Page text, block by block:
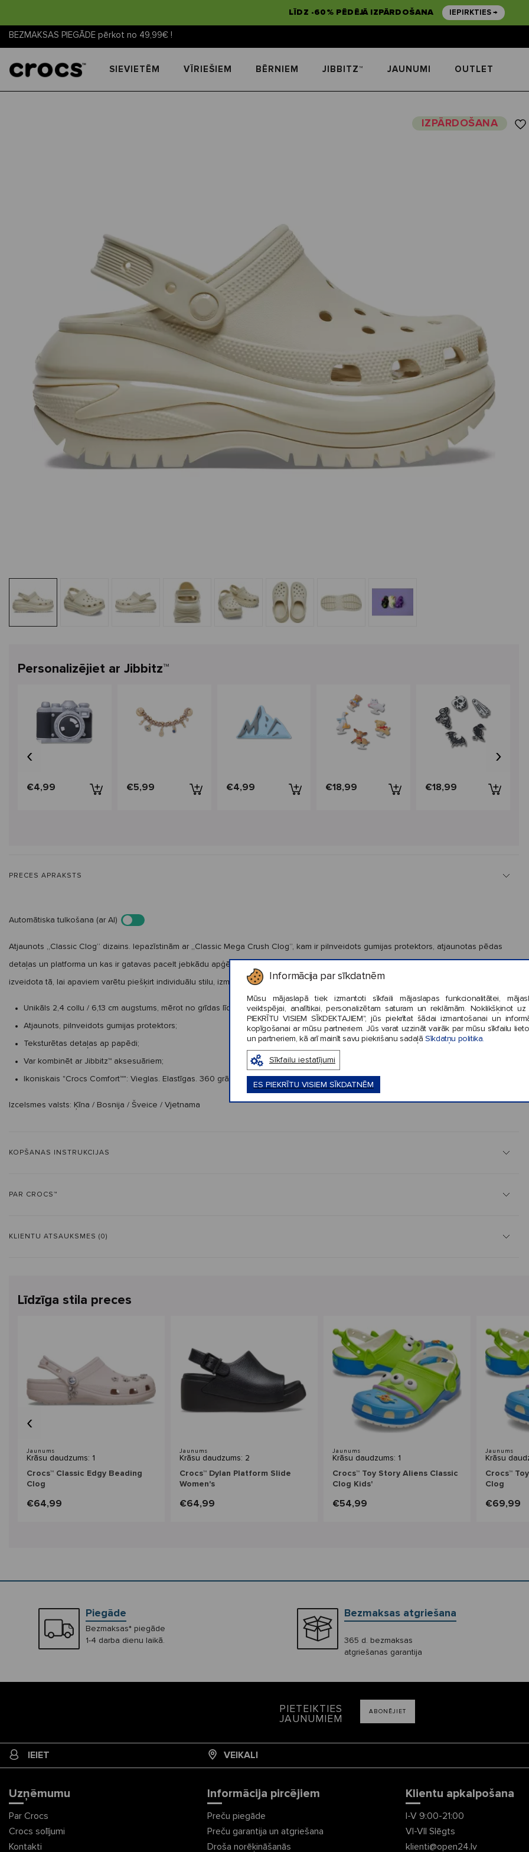
LĪDZ -60% PĒDĒJĀ IZPĀRDOŠANA IEPIRKTIES →
BEZMAKSAS PIEGĀDE pērkot no 49,99€ !
SIEVIETĒM VĪRIEŠIEM BĒRNIEM JIBBITZ™ JAUNUMI OUTLET
Informācija par sīkdatnēm
Mūsu mājaslapā tiek izmantoti sīkfaili mājaslapas funkcionalitātei,
veiktspējai, analītikai, personalizētam saturam un reklāmām. Noklikšķinot uz
PIEKRĪTU VISIEM SĪKDEKTAJIEM", jūs piekrītat šādai izmantošanai un
kopīgošanai ar mūsu partneriem. Jūs varat uzzināt vairāk par mūsu sīkfailu
un partneriem, kā arī mainīt savu piekrišanu sadaļāSīkdatņu politika.
Sīkfailu iestatījumi
ES PIEKRĪTU VISIEM SĪKDATNĒM
IZPĀRDOŠANA
Personalizējiet ar Jibbitz™
€4,99 €5,99 €4,99 €18,99 €18,99
‹ ›
PRECES APRAKSTS
Automātiska tulkošana (ar AI)
Atjaunots „Classic Clog” dizains. Iepazīstinām ar „Classic Mega Crush Clog”, kam ir pilnveidots gumijas protektors, atjaunotas pēdas
detaļas un platforma un kas ir gatavas pacelt jebkādu apģērbu augstākā līmenī. Iešļūceņu aizmugurē siksniņa un apavu augšdaļa ir
izveidota tā, lai apaviem varētu piešķirt individuālu stilu, izmantojot Jibbitz™ aksesuārus. Vai esat gatavi savai jaunajai simpātijai?
Unikāls 2,4 collu / 6,13 cm augstums, mērot no grīdas līdz papēža balstam;
Atjaunots, pilnveidots gumijas protektors;
Teksturētas detaļas ap papēdi;
Var kombinēt ar Jibbitz™ aksesuāriem;
Ikoniskais "Crocs Comfort™": Vieglas. Elastīgas. 360 grādu komforts.
Izcelsmes valsts: Ķīna / Bosnija / Šveice / Vjetnama
KOPŠANAS INSTRUKCIJAS
PAR CROCS™
KLIENTU ATSAUKSMES (0)
Līdzīga stila preces
Jaunums
Krāsu daudzums: 1
Crocs™ Classic Edgy Beading
Clog
€64,99
Jaunums
Krāsu daudzums: 2
Crocs™ Dylan Platform Slide
Women's
€64,99
Jaunums
Krāsu daudzums: 1
Crocs™ Toy Story Aliens Classic
Clog Kids'
€54,99
Jaunums
Krāsu
Crocs™
Clog
€69,99
‹
Piegāde
Bezmaksas* piegāde
1-4 darba dienu laikā.
Bezmaksas atgriešana
365 d. bezmaksas
atgriešanas garantija
PIETEIKTIES
JAUNUMIEM
ABONĒJIET
IEIET VEIKALI
Uzņēmumu
Par Crocs
Crocs solījumi
Kontakti
Informācija pircējiem
Preču piegāde
Preču garantija un atgriešana
Droša norēķināšanās
Klientu apkalpošana
I-V 9:00-21:00
VI-VII Slēgts
klienti@open24.lv